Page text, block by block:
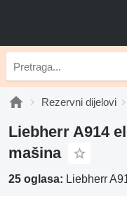
Rezervni dijelovi
Liebherr A914
mašina
25 oglasa: Liebherr